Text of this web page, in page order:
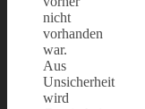
nicht
vorhanden
war.
Aus
Unsicherheit
wird